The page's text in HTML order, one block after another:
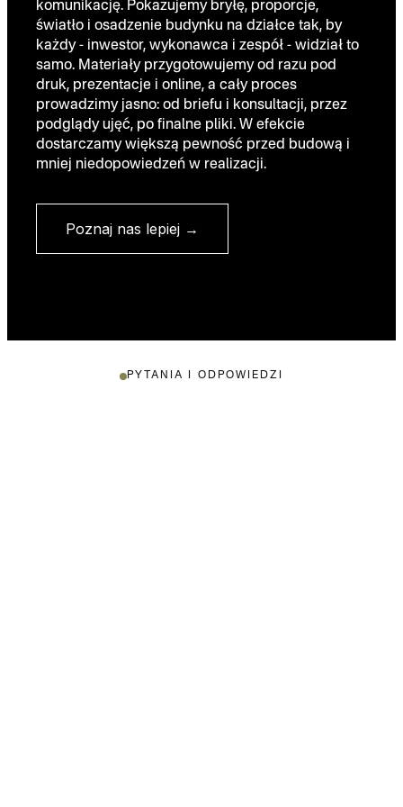
komunikację. Pokazujemy bryłę, proporcje,
światło i osadzenie budynku na działce tak, by
każdy - inwestor, wykonawca i zespół - widział to
samo. Materiały przygotowujemy od razu pod
druk, prezentacje i online, a cały proces
prowadzimy jasno: od briefu i konsultacji, przez
podglądy ujęć, po finalne pliki. W efekcie
dostarczamy większą pewność przed budową i
mniej niedopowiedzeń w realizacji.
Poznaj nas lepiej →
PYTANIA I ODPOWIEDZI